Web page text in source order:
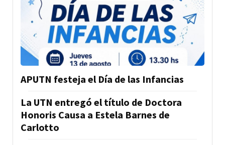
APUTN festeja el Día de las Infancias
La UTN entregó el título de Doctora
Honoris Causa a Estela Barnes de
Carlotto